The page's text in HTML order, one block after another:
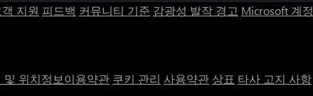
지원 피드백 커뮤니티 기준 감광성 발작 경고 Microsoft 계정
및 위치정보이용약관 쿠키 관리 사용약관 상표 타사 고지 사항